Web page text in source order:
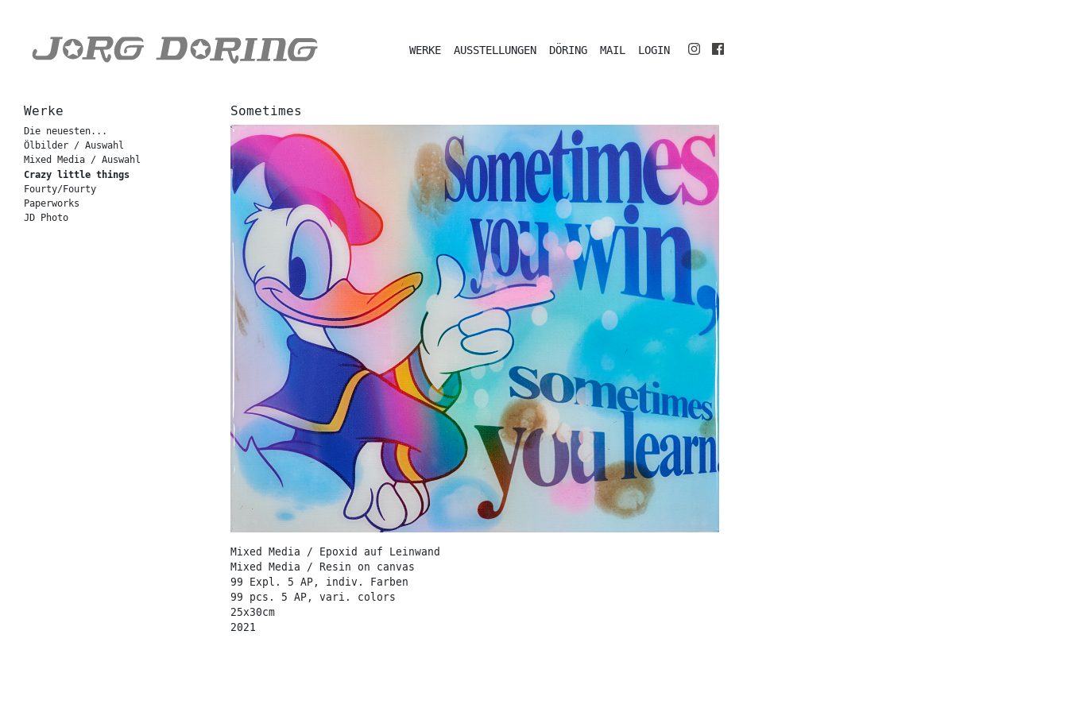
WERKE AUSSTELLUNGEN DÖRING MAIL LOGIN
Werke
Die neuesten...
Ölbilder / Auswahl
Mixed Media / Auswahl
Crazy little things
Fourty/Fourty
Paperworks
JD Photo
Sometimes
Mixed Media / Epoxid auf Leinwand
Mixed Media / Resin on canvas
99 Expl. 5 AP, indiv. Farben
99 pcs. 5 AP, vari. colors
25x30cm
2021